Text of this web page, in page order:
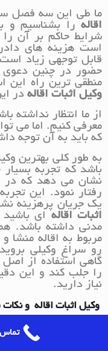
ما طی این سه فصل
اقاله را بشناسیم و
شرایط حاکم بر آن
است هزینه های
قابل توجهی زیاد
حضور در چنین دعوی
منطقی ترین راه این
وکیل اثبات اقاله در
از ما انتظار نداشته
معرفی کنیم. اما می
که باید به آن توجه
به طور کلی بهترین
باشد که تجربه
نشان می دهد که در
رفتار نمود. این
یک جریان پرهزینه
اثبات اقاله ای
مدنی داشته باشد.
مربوط به اقاله منشا
رو سراغ وکیلی
گاهی استفاده از
را جلب کند و این
نیاز دارید.
وکیل اثبات اقاله و
وکیل اثبات اقاله
قانون مدنی به